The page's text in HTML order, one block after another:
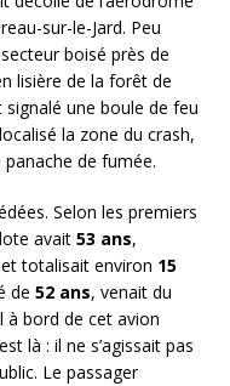
sur-le-Jard. Peu
boisé près de
lisière de la forêt de
une boule de feu
la zone du crash,
de fumée.
Selon les premiers
avait 53 ans,
totalisait environ 15
de 52 ans, venait du
à bord de cet avion
là : il ne s’agissait pas
Le passager